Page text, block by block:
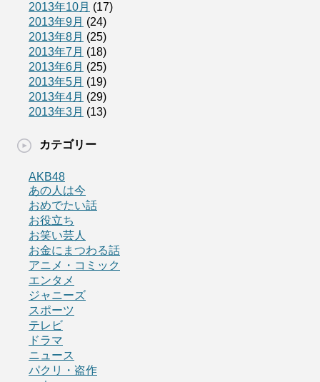
2013年10月 (17)
2013年9月 (24)
2013年8月 (25)
2013年7月 (18)
2013年6月 (25)
2013年5月 (19)
2013年4月 (29)
2013年3月 (13)
カテゴリー
AKB48
あの人は今
おめでたい話
お役立ち
お笑い芸人
お金にまつわる話
アニメ・コミック
エンタメ
ジャニーズ
スポーツ
テレビ
ドラマ
ニュース
パクリ・盗作